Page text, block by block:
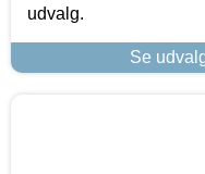
udvalg.
Se